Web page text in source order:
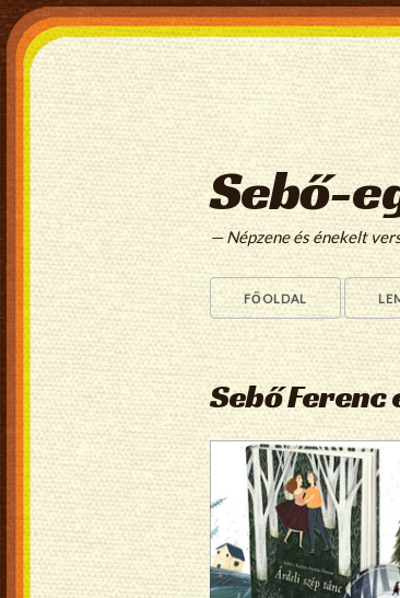
Sebő-
— Népzene és énekelt
FŐOLDAL
Sebő